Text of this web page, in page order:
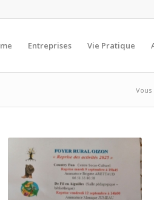
Entreprises Vie Pratique
Vous